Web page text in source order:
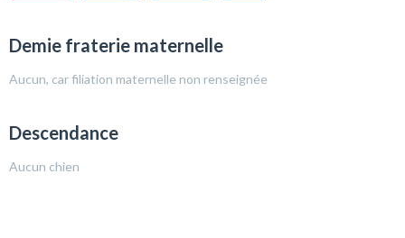
Demie fraterie maternelle
Aucun, car filiation maternelle non renseignée
Descendance
Aucun chien